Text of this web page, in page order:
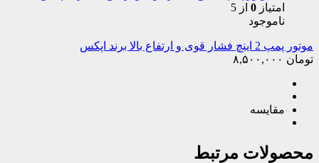
امتیاز 0 از 5
ناموجود
موتور پمپ 2 اینچ فشار قوی و ارتفاع بالا برند اپکس
تومان
مقایسه
محصولات مرتبط